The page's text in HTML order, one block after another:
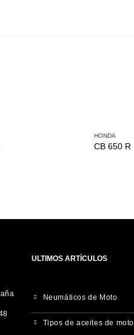
HONDA
CB 650 R
ULTIMOS ARTÍCULOS
Neumáticos de Moto
Tipos de aceites de moto